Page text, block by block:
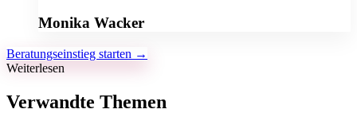
Monika Wacker
Beratungseinstieg starten →
Weiterlesen
Verwandte Themen